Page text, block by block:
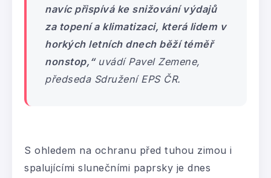
navíc přispívá ke snižování výdajů
za topení a klimatizaci, která lidem v
horkých letních dnech běží téměř
nonstop,“uvádí Pavel Zemene,
předseda Sdružení EPS ČR.
S ohledem na ochranu před tuhou zimou i
spalujícími slunečními paprsky je dnes